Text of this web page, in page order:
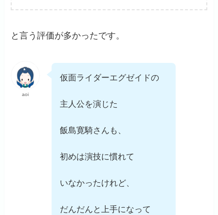
と言う評価が多かったです。
aoi
仮面ライダーエグゼイドの
主人公を演じた
飯島寛騎さんも、
初めは演技に慣れて
いなかったけれど、
だんだんと上手になって